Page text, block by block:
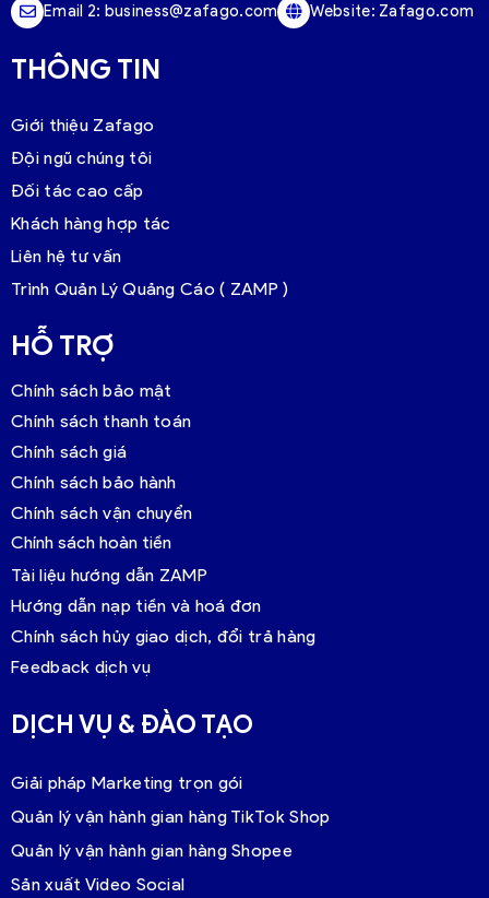
Email 2: business@zafago.com Website: Zafago.com
THÔNG TIN
Giới thiệu Zafago
Đội ngũ chúng tôi
Đối tác cao cấp
Khách hàng hợp tác
Liên hệ tư vấn
Trình Quản Lý Quảng Cáo ( ZAMP )
HỖ TRỢ
Chính sách bảo mật
Chính sách thanh toán
Chính sách giá
Chính sách bảo hành
Chính sách vận chuyển
Chính sách hoàn tiền
Tài liệu hướng dẫn ZAMP
Hướng dẫn nạp tiền và hoá đơn
Chính sách hủy giao dịch, đổi trả hàng
Feedback dịch vụ
DỊCH VỤ & ĐÀO TẠO
Giải pháp Marketing trọn gói
Quản lý vận hành gian hàng TikTok Shop
Quản lý vận hành gian hàng Shopee
Sản xuất Video Social